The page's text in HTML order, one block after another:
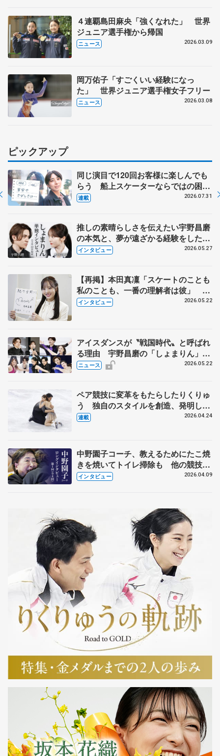
４連覇島田麻央「強くなれた」 世界
ジュニア選手権から帰国
ニュース 2026.03.09
岡万佑子「すごくいい経験になっ
た」 世界ジュニア選手権女子フリー
ニュース 2026.03.08
ピックアップ
同じ演目で120回お客様に楽しんでも
らう 船上スケーターならではの困難
とは 影響あったPIW前キャプテン松
連載 2026.07.31
推しの素晴らしさを伝えたい宇野昌磨
の本気と、夢が遠ざかる経験をした本
田真凜の覚悟
インタビュー 2026.05.27
【再掲】本田真凜「スケートのことも
私のことも、一番の理解者は彼」 引
退時の単独インタビューで語った競技
インタビュー 2026.05.22
アイスダンスが〝戦国時代〟と呼ばれ
る理由 宇野昌磨の「しょまりん」ら
実力者が相次いで参戦 国内の競争激
ニュース 2026.05.22
ペア競技に変革をもたらしたりくりゅ
う 独自のスタイルを創造、発明した
【引退発表後②】
連載 2026.04.24
中野園子コーチ、教えるためにたこ焼
きを焼いてトイレ掃除も 他の競技に
も通用するという坂本花織の筋肉
インタビュー 2026.04.09